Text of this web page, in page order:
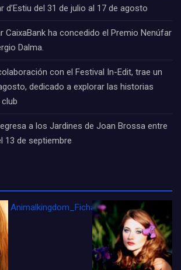
d’Estiu del 31 de julio al 17 de agosto
CaixaBank ha concedido el Premio Nenúfar
Dalma.
con el Festival In-Edit, trae un
dedicado a explorar las historias
a los Jardines de Joan Brossa entre
13 de septiembre
Animalkingdom_FichaCine